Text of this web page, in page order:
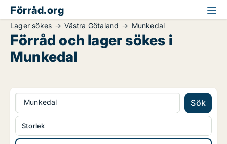
Förråd.org
Lager sökes Västra Götaland Munkedal
Förråd och lager sökes i
Munkedal
Munkedal Sök
Storlek